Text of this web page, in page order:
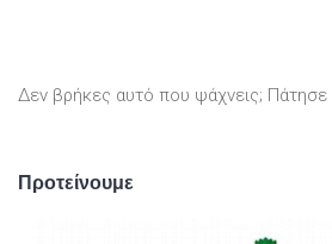
Δεν βρήκες αυτό που ψάχνεις; Πάτησε
Προτείνουμε